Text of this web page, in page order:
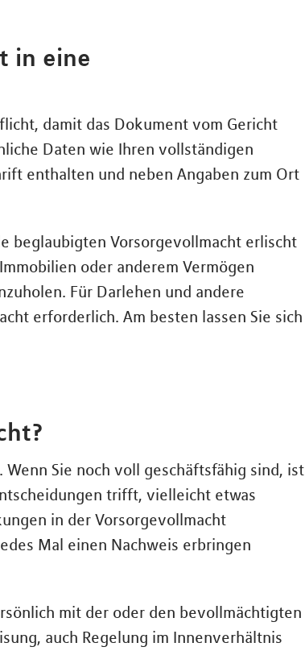
in eine
damit das Dokument vom Gericht
Daten wie Ihren vollständigen
enthalten und neben Angaben zum Ort
beglaubigten Vorsorgevollmacht erlischt
oder anderem Vermögen
Für Darlehen und andere
erforderlich. Am besten lassen Sie sich
Sie noch voll geschäftsfähig sind, ist
trifft, vielleicht etwas
in der Vorsorgevollmacht
Mal einen Nachweis erbringen
mit der oder den bevollmächtigten
auch Regelung im Innenverhältnis